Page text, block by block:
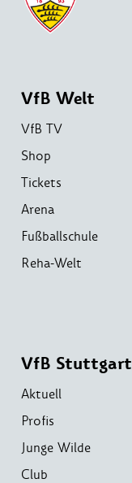
VfB Welt
VfB TV
Shop
Tickets
Arena
Fußballschule
Reha-Welt
VfB Stuttgart
Aktuell
Profis
Junge Wilde
Club